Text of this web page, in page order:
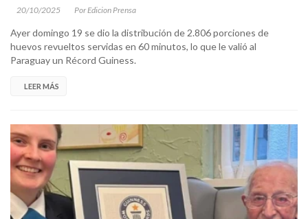
20/10/2025 Por Edicion Prensa
Ayer domingo 19 se dio la distribución de 2.806 porciones de
huevos revueltos servidas en 60 minutos, lo que le valió al
Paraguay un Récord Guiness.
LEER MÁS